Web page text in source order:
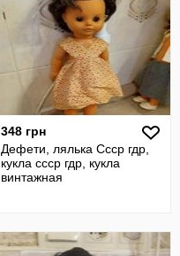
348 грн
Дефети, лялька Ссср гдр,
кукла ссср гдр, кукла
винтажная